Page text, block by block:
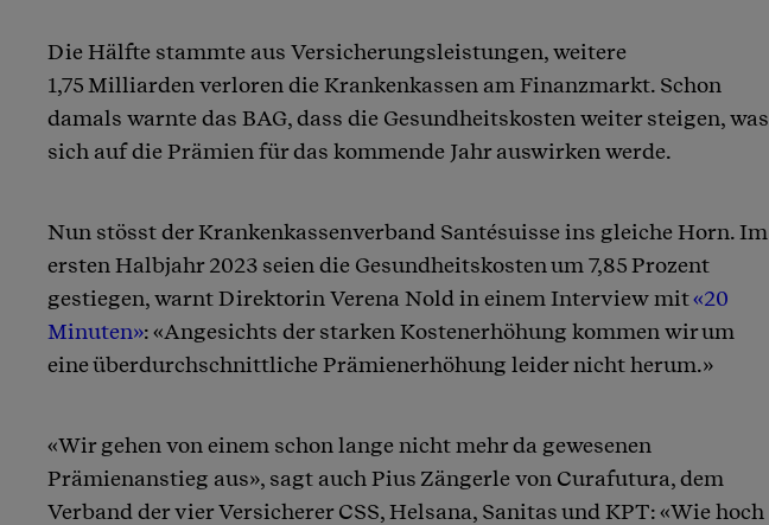
Die Hälfte stammte aus Versicherungsleistungen, weitere
1,75 Milliarden verloren die Krankenkassen am Finanzmarkt. Schon
damals warnte das BAG, dass die Gesundheitskosten weiter steigen, was
sich auf die Prämien für das kommende Jahr auswirken werde.
Nun stösst der Krankenkassenverband Santésuisse ins gleiche Horn. Im
ersten Halbjahr 2023 seien die Gesundheitskosten um 7,85 Prozent
gestiegen, warnt Direktorin Verena Nold in einem Interview mit«20
Minuten»: «Angesichts der starken Kostenerhöhung kommen wir um
eine überdurchschnittliche Prämienerhöhung leider nicht herum.»
«Wir gehen von einem schon lange nicht mehr da gewesenen
Prämienanstieg aus», sagt auch Pius Zängerle von Curafutura, dem
Verband der vier Versicherer CSS, Helsana, Sanitas und KPT: «Wie hoch